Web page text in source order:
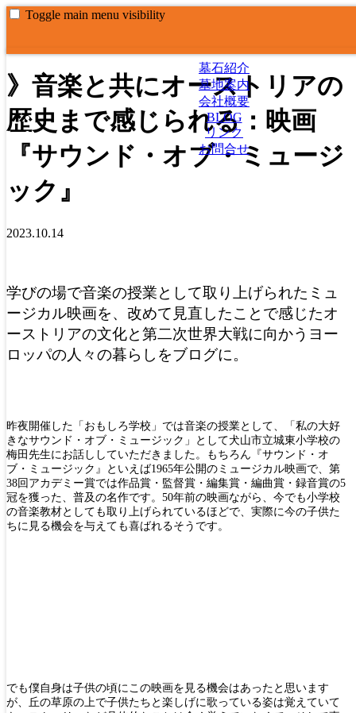
Toggle main menu visibility
墓石紹介
墓地案内
会社概要
BLOG
リンク
お問合せ
》音楽と共にオーストリアの
歴史まで感じられる：映画
『サウンド・オブ・ミュージ
ック』
2023.10.14
学びの場で音楽の授業として取り上げられたミュ
ージカル映画を、改めて見直したことで感じたオ
ーストリアの文化と第二次世界大戦に向かうヨー
ロッパの人々の暮らしをブログに。
昨夜開催した「おもしろ学校」では音楽の授業として、「私の大好
きなサウンド・オブ・ミュージック」として犬山市立城東小学校の
梅田先生にお話ししていただきました。もちろん『サウンド・オ
ブ・ミュージック』といえば1965年公開のミュージカル映画で、第
38回アカデミー賞では作品賞・監督賞・編集賞・編曲賞・録音賞の5
冠を獲った、普及の名作です。50年前の映画ながら、今でも小学校
の音楽教材としても取り上げられているほどで、実際に今の子供た
ちに見る機会を与えても喜ばれるそうです。
でも僕自身は子供の頃にこの映画を見る機会はあったと思います
が、丘の草原の上で子供たちと楽しげに歌っている姿は覚えていて